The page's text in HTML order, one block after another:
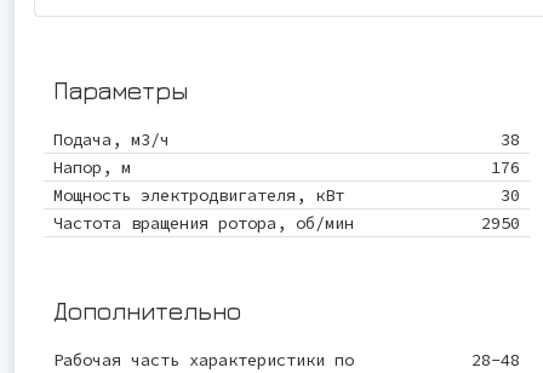
Параметры
Подача, м3/ч
38
Напор, м
176
Мощность электродвигателя, кВт
30
Частота вращения ротора, об/мин
2950
Дополнительно
Рабочая часть характеристики по
28-48